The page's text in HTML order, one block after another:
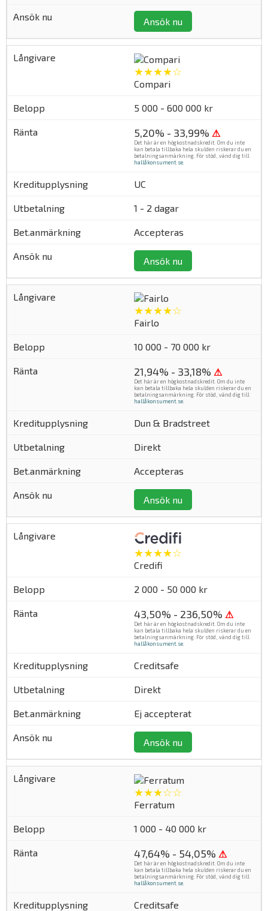
Ansök nu
★★★★☆
Compari
5 000 - 600 000 kr
5,20% - 33,99% ⚠
Det här är en högkostnadskredit. Om du inte
kan betala tillbaka hela skulden riskerar du en
betalningsanmärkning. För stöd, vänd dig till
hallåkonsument.se
UC
1 - 2 dagar
Accepteras
Ansök nu
★★★★☆
Fairlo
10 000 - 70 000 kr
21,94% - 33,18% ⚠
Det här är en högkostnadskredit. Om du inte
kan betala tillbaka hela skulden riskerar du en
betalningsanmärkning. För stöd, vänd dig till
hallåkonsument.se.
Dun & Bradstreet
Direkt
Accepteras
Ansök nu
★★★★☆
Credifi
2 000 - 50 000 kr
43,50% - 236,50% ⚠
Det här är en högkostnadskredit. Om du inte
kan betala tillbaka hela skulden riskerar du en
betalningsanmärkning. För stöd, vänd dig till
hallåkonsument.se
Creditsafe
Direkt
Ej accepterat
Ansök nu
★★★☆☆
Ferratum
1 000 - 40 000 kr
47,64% - 54,05% ⚠
Det här är en högkostnadskredit. Om du inte
kan betala tillbaka hela skulden riskerar du en
betalningsanmärkning. För stöd, vänd dig till
hallåkonsument.se
Creditsafe